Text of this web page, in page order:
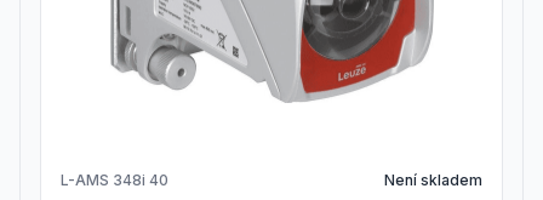
L-AMS 348i 40 Není skladem